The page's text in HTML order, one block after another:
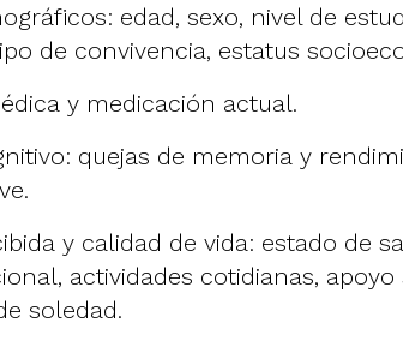
edad, sexo, nivel de
de convivencia, estatus
y medicación actual.
quejas de memoria y
y calidad de vida: estado de
actividades cotidianas, apoyo
soledad.